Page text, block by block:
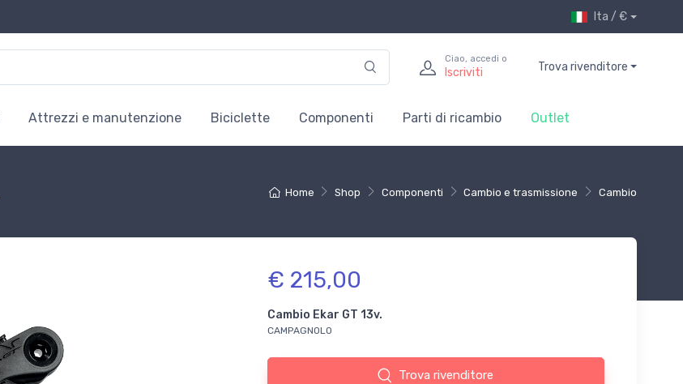
Ita / €
Ciao, accedi o
Iscriviti Trova rivenditore
Attrezzi e manutenzione Biciclette Componenti Parti di ricambio Outlet
Home Shop Componenti Cambio e trasmissione Cambio
€ 215,00
Cambio Ekar GT 13v.
CAMPAGNOLO
Trova rivenditore